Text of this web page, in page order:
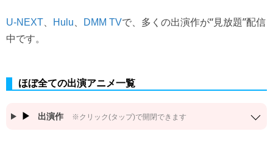
U-NEXT、 Hulu、 DMM TVで、多くの出演作が“見放題”配信
中です。
ほぼ全ての出演アニメ一覧
出演作 ※クリック(タップ)で開閉できます